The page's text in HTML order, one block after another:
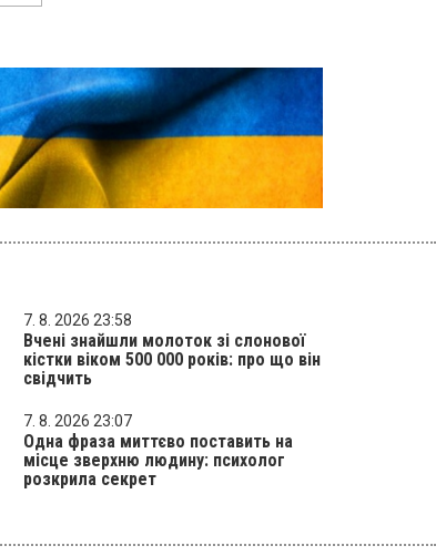
7. 8. 2026 23:58
Вчені знайшли молоток зі слонової
кістки віком 500 000 років: про що він
свідчить
7. 8. 2026 23:07
Одна фраза миттєво поставить на
місце зверхню людину: психолог
розкрила секрет